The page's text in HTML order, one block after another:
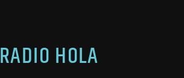
RADIO HOLA